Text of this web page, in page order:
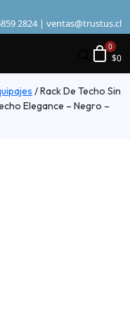
2824 | ventas@trustus.cl
$0
/Rack De Techo Sin
Elegance – Negro –